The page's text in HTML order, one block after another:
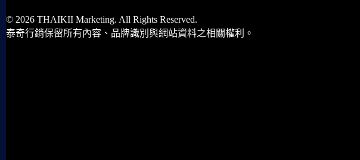
© 2026 THAIKII Marketing. All Rights Reserved.
泰奇行銷保留所有內容、品牌識別與網站資料之相關權利。